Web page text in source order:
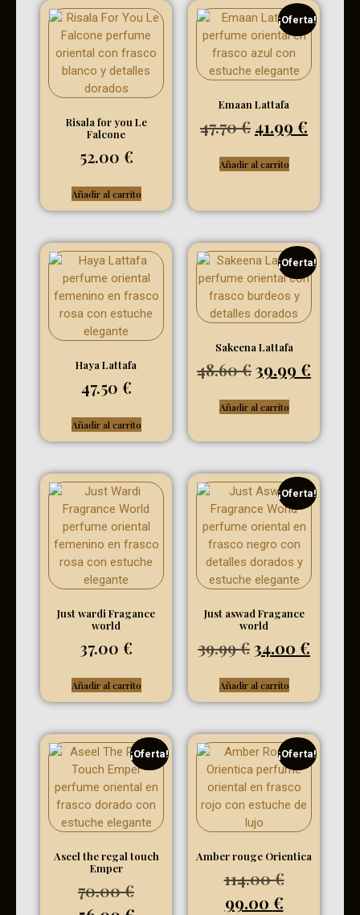
Risala for you Le
Falcone
52.00 €
Añadir al carrito
¡Oferta!
Emaan Lattafa
47.70€41.99 €
Añadir al carrito
Haya Lattafa
47.50 €
Añadir al carrito
¡Oferta!
Sakeena Lattafa
48.60€39.99 €
Añadir al carrito
Just wardi Fragance
world
37.00 €
Añadir al carrito
¡Oferta!
Just aswad Fragance
world
39.99€34.00 €
Añadir al carrito
¡Oferta!
Aseel the regal touch
Emper
70.00€
¡Oferta!
Amber rouge Orientica
114.00€
99.00 €